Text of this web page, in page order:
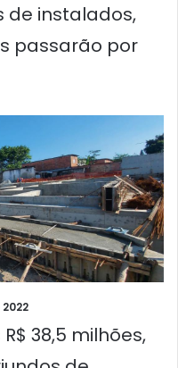
de instalados,
passarão por
38,5 milhões,